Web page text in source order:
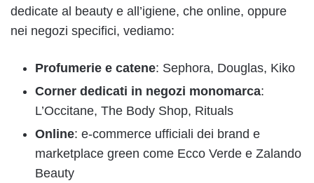
dedicate al beauty e all’igiene, che online, oppure
nei negozi specifici, vediamo:
Profumerie e catene: Sephora, Douglas, Kiko
Corner dedicati in negozi monomarca:
L’Occitane, The Body Shop, Rituals
Online: e-commerce ufficiali dei brand e
marketplace green come Ecco Verde e Zalando
Beauty